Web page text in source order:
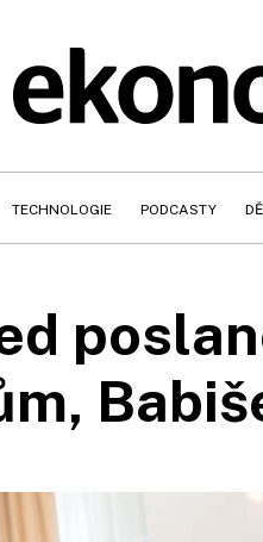
TECHNOLOGIE PODCASTY